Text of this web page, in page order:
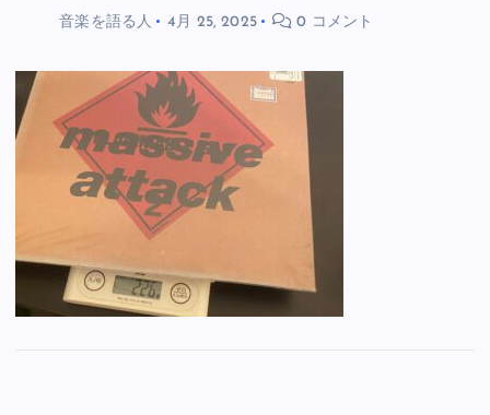
音楽を語る人 4月 25, 2025 0 コメント